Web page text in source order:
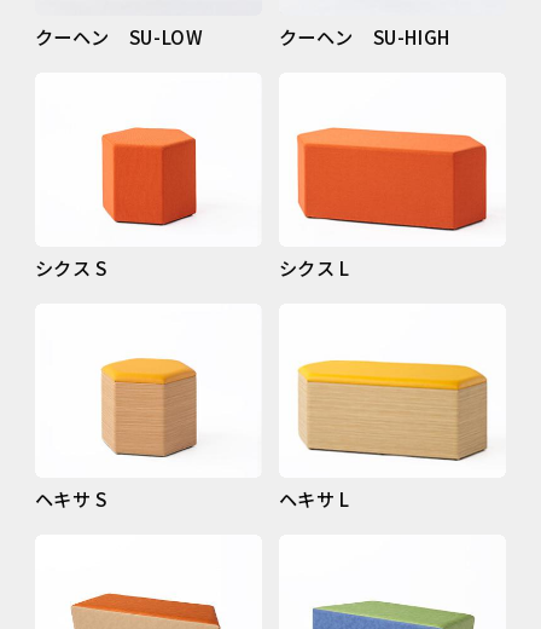
クーヘン SU-LOW クーヘン SU-HIGH
シクス S シクス L
ヘキサ S ヘキサ L